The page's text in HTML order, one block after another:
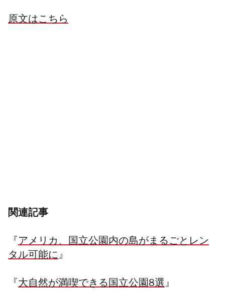
原文はこちら
関連記事
『 アメリカ、国立公園内の島がまるごとレン
タル可能に』
『 大自然が満喫できる国立公園8選』